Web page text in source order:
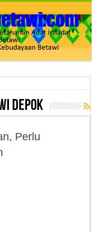
Depok
Perlu